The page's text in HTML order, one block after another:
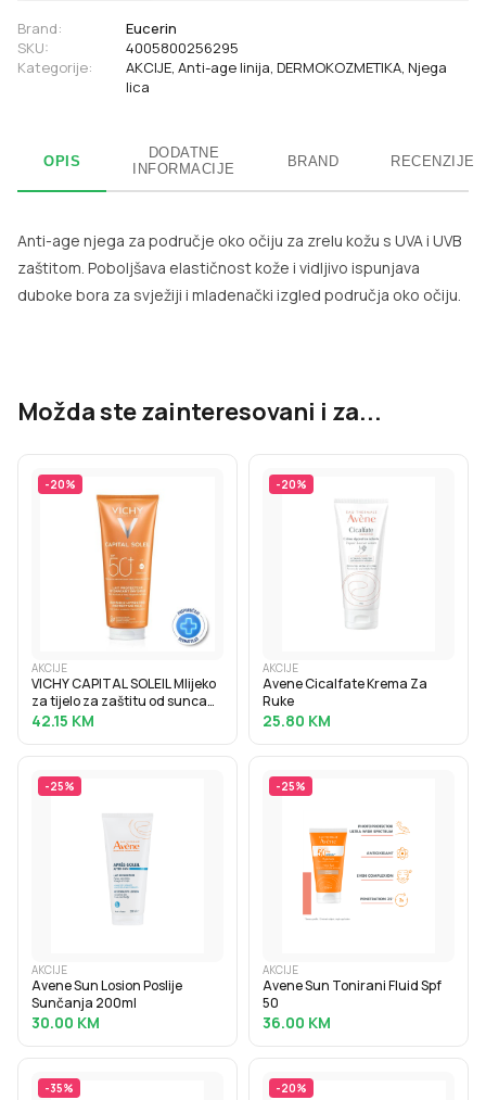
Brand:
Eucerin
SKU:
4005800256295
Kategorije:
AKCIJE, Anti-age linija, DERMOKOZMETIKA, Njega
lica
OPIS
DODATNE
INFORMACIJE
BRAND RECENZIJE
Anti-age njega za područje oko očiju za zrelu kožu s UVA i UVB
zaštitom. Poboljšava elastičnost kože i vidljivo ispunjava
duboke bora za svježiji i mladenački izgled područja oko očiju.
Možda ste zainteresovani i za...
-20%
AKCIJE
VICHY CAPITAL SOLEIL Mlijeko
za tijelo za zaštitu od sunca
SPF50+, obiteljsko pakiranje,
42.15 KM
-20%
AKCIJE
Avene Cicalfate Krema Za
Ruke
25.80 KM
-25%
AKCIJE
Avene Sun Losion Poslije
Sunčanja 200ml
30.00 KM
-25%
AKCIJE
Avene Sun Tonirani Fluid Spf
50
36.00 KM
-35% -20%